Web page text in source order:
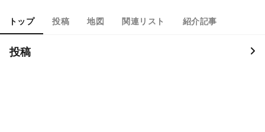
トップ 投稿 地図 関連リスト 紹介記事
投稿